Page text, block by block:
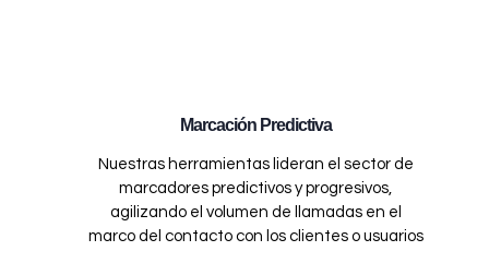
Marcación Predictiva
Nuestras herramientas lideran el sector de
marcadores predictivos y progresivos,
agilizando el volumen de llamadas en el
marco del contacto con los clientes o usuarios